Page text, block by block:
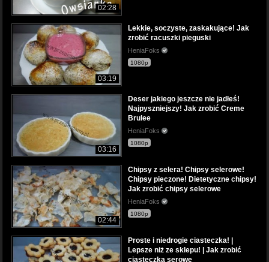
02:28
03:19
Lekkie, soczyste, zaskakujące! Jak
zrobić racuszki pieguski
HeniaFoks
1080p
03:16
Deser jakiego jeszcze nie jadłeś!
Najpyszniejszy! Jak zrobić Creme
Brulee
HeniaFoks
1080p
02:44
Chipsy z selera! Chipsy selerowe!
Chipsy pieczone! Dietetyczne chipsy!
Jak zrobić chipsy selerowe
HeniaFoks
1080p
Proste i niedrogie ciasteczka! |
Lepsze niż ze sklepu! | Jak zrobić
ciasteczka serowe